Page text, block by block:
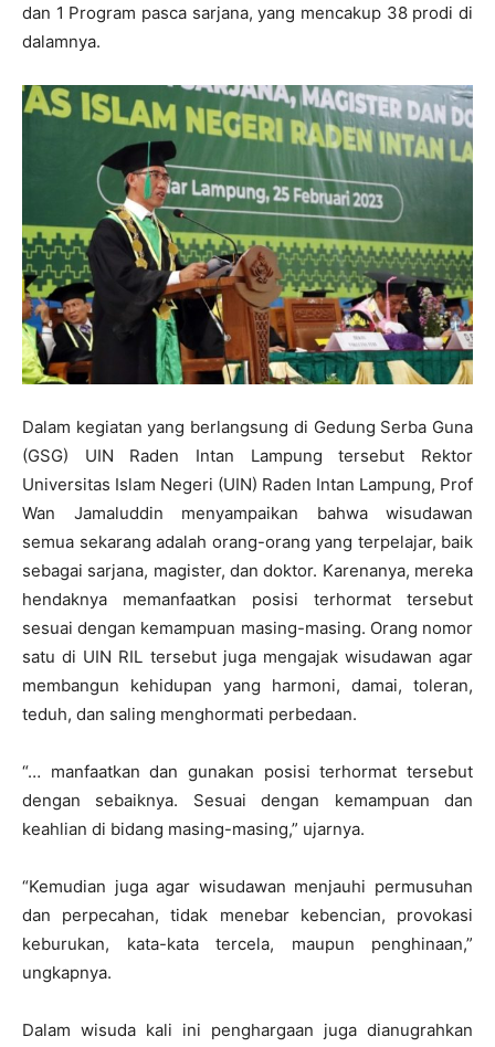
dan 1 Program pasca sarjana, yang mencakup 38 prodi di
dalamnya.
Dalam kegiatan yang berlangsung di Gedung Serba Guna
(GSG) UIN Raden Intan Lampung tersebut Rektor
Universitas Islam Negeri (UIN) Raden Intan Lampung, Prof
Wan Jamaluddin menyampaikan bahwa wisudawan
semua sekarang adalah orang-orang yang terpelajar, baik
sebagai sarjana, magister, dan doktor. Karenanya, mereka
hendaknya memanfaatkan posisi terhormat tersebut
sesuai dengan kemampuan masing-masing. Orang nomor
satu di UIN RIL tersebut juga mengajak wisudawan agar
membangun kehidupan yang harmoni, damai, toleran,
teduh, dan saling menghormati perbedaan.
“… manfaatkan dan gunakan posisi terhormat tersebut
dengan sebaiknya. Sesuai dengan kemampuan dan
keahlian di bidang masing-masing,” ujarnya.
“Kemudian juga agar wisudawan menjauhi permusuhan
dan perpecahan, tidak menebar kebencian, provokasi
keburukan, kata-kata tercela, maupun penghinaan,”
ungkapnya.
Dalam wisuda kali ini penghargaan juga dianugrahkan